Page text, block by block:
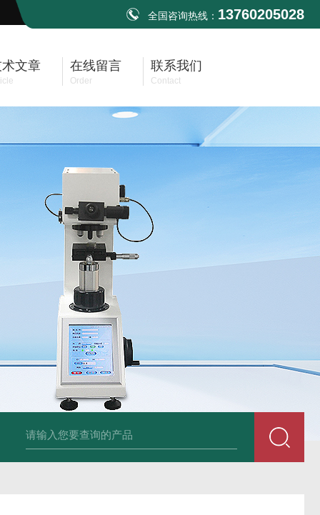
全国咨询热线： 13760205028
文章 在线留言
Order
联系我们
Contact
德国CS公司声学泄漏摄像机检测仪 德国美翠Metrel MI2088